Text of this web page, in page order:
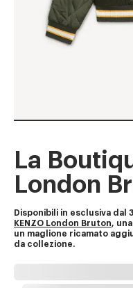
La
London
Disponibili in esclusiva dal
KENZO London Bruton,
un maglione ricamato
da collezione.